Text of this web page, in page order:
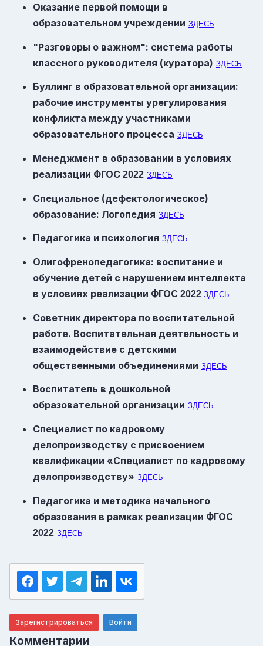
Оказание первой помощи в
образовательном учреждении ЗДЕСЬ
"Разговоры о важном": система работы
классного руководителя (куратора) ЗДЕСЬ
Буллинг в образовательной организации:
рабочие инструменты урегулирования
конфликта между участниками
образовательного процесса ЗДЕСЬ
Менеджмент в образовании в условиях
реализации ФГОС 2022 ЗДЕСЬ
Специальное (дефектологическое)
образование: Логопедия ЗДЕСЬ
Педагогика и психология ЗДЕСЬ
Олигофренопедагогика: воспитание и
обучение детей с нарушением интеллекта
в условиях реализации ФГОС 2022 ЗДЕСЬ
Советник директора по воспитательной
работе. Воспитательная деятельность и
взаимодействие с детскими
общественными объединениями ЗДЕСЬ
Воспитатель в дошкольной
образовательной организации ЗДЕСЬ
Специалист по кадровому
делопроизводству с присвоением
квалификации «Специалист по кадровому
делопроизводству» ЗДЕСЬ
Педагогика и методика начального
образования в рамках реализации ФГОС
2022 ЗДЕСЬ
Зарегистрироваться Войти
Комментарии